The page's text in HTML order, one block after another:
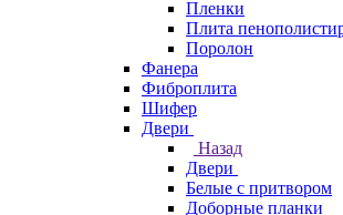
Пленки
Плита
Поролон
Фанера
Фиброплита
Шифер
Двери
Назад
Двери
Белые с притвором
Доборные планки